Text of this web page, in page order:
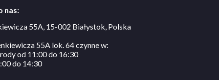
nas:
55A, 15-002 Białystok, Polska
55A lok. 64 czynne w:
od 11:00 do 16:30
do 14:30